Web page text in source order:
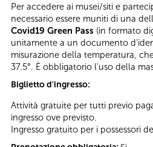
Per accedere ai musei/siti e
necessario essere muniti di una
Covid19 Green Pass (in formato
unitamente a un documento
misurazione della temperatura,
37.5°. È obbligatorio l’uso della
Biglietto d'ingresso:
Attività gratuite per tutti previo
ingresso ove previsto.
Ingresso gratuito per i possessori